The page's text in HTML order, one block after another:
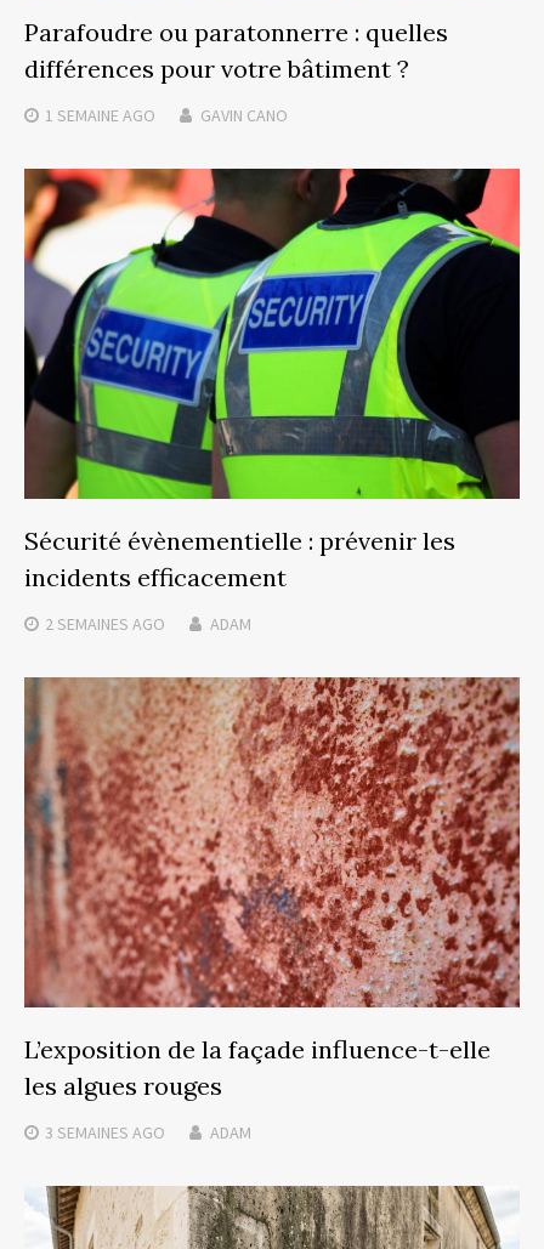
Parafoudre ou paratonnerre : quelles
différences pour votre bâtiment ?
1 SEMAINE AGO GAVIN CANO
Sécurité évènementielle : prévenir les
incidents efficacement
2 SEMAINES AGO ADAM
L’exposition de la façade influence-t-elle
les algues rouges
3 SEMAINES AGO ADAM